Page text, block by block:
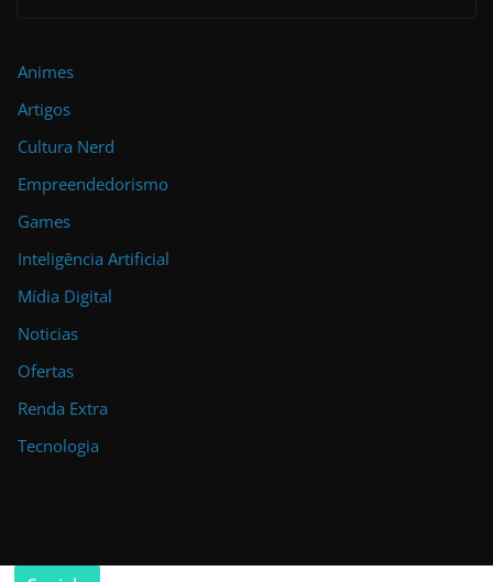
Animes
Artigos
Cultura Nerd
Empreendedorismo
Games
Inteligência Artificial
Mídia Digital
Noticias
Ofertas
Renda Extra
Tecnologia